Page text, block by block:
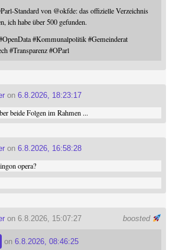
Standard von @okfde: das offizielle Verzeichnis
ich habe über 500 gefunden.
OpenData #Kommunalpolitik #Gemeinderat
#Transparenz #OParl
on 6.8.2026, 18:23:17
beide Folgen im Rahmen ...
on 6.8.2026, 16:58:28
opera?
boosted
on 6.8.2026, 15:07:27
on 6.8.2026, 08:46:25